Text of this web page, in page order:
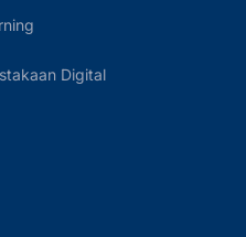
Digital